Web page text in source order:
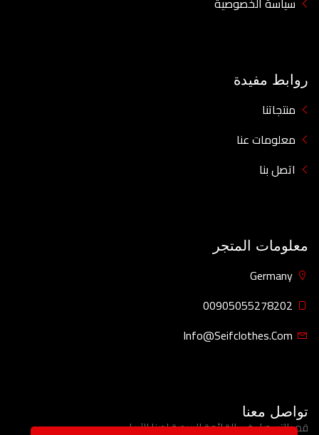
روابط مفيدة
منتجاتنا
معلومات عنا
اتصل بنا
معلومات المتجر
Germany
00905055278202
Info@seifclothes.com
تواصل معنا
قم بالتسجيل في القائمة البريدية لدينا الآن!